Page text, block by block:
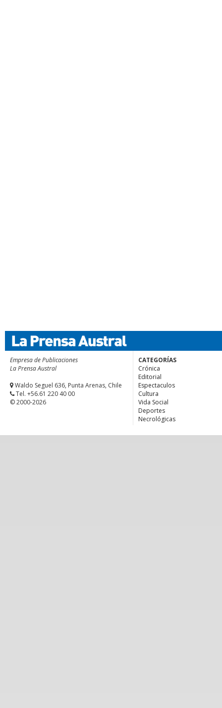
Empresa de Publicaciones
La Prensa Austral
Waldo Seguel 636, Punta Arenas, Chile
Tel. +56.61 220 40 00
© 2000-2026
CATEGORÍAS
Crónica
Editorial
Espectaculos
Cultura
Vida Social
Deportes
Necrológicas